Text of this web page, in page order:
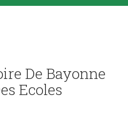
De Bayonne
Ecoles